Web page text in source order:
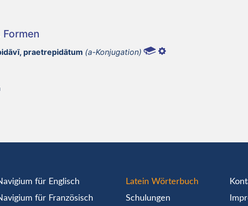
praetrepidātum (a-Konjugation)
für Englisch
für Französisch
Latein Wörterbuch
Schulungen